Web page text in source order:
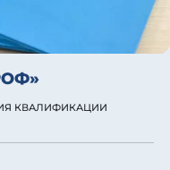
КВАЛИФИКАЦИИ